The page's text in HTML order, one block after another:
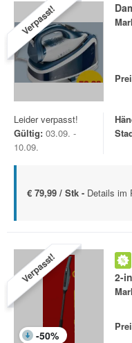
Verpasst!
Leider verpasst!
Gültig: 03.09. -
10.09.
€ 79,99 / Stk - Details im
Verpasst!
-50%
2-